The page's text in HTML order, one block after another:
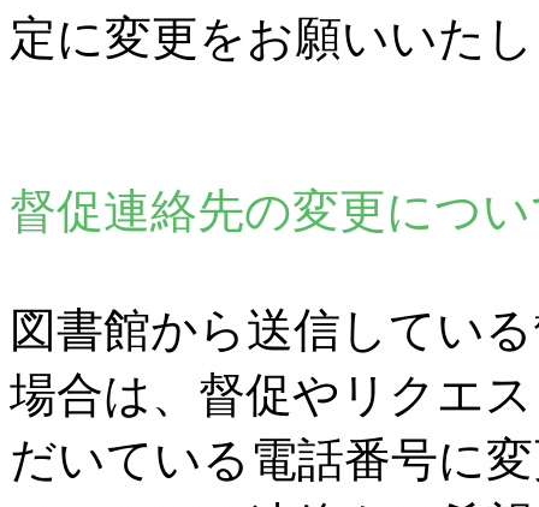
定に変更をお願いいた
督促連絡先の変更につ
図書館から送信してい
場合は、督促やリクエ
だいている電話番号に